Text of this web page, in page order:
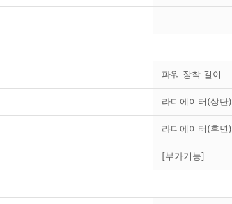
파워 장착 길이
라디에이터(상단)
라디에이터(후면)
[부가기능]